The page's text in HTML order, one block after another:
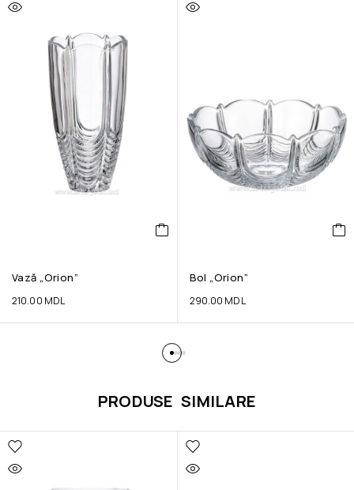
Vază „Orion”
210.00 MDL
Bol „Orion”
290.00 MDL
PRODUSE SIMILARE